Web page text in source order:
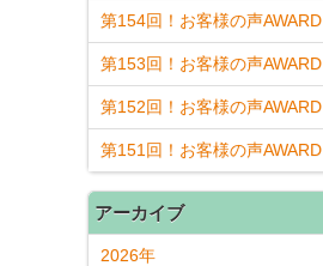
第154回！お客様の声AWARD
第153回！お客様の声AWARD
第152回！お客様の声AWARD
第151回！お客様の声AWARD
アーカイブ
2026年